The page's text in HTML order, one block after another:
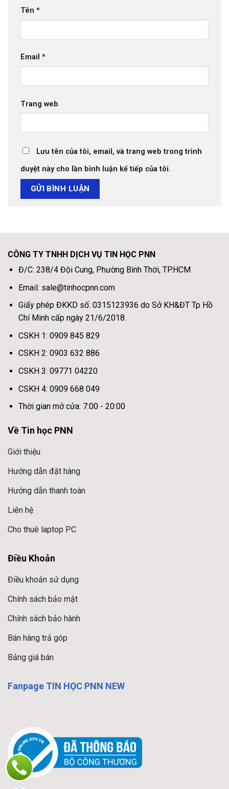
Tên *
Email *
Trang web
Lưu tên của tôi, email, và trang web trong trình
duyệt này cho lần bình luận kế tiếp của tôi.
CÔNG TY TNHH DỊCH VỤ TIN HỌC PNN
Đ/C: 238/4 Đội Cung, Phường Bình Thới, TP.HCM
Email: sale@tinhocpnn.com
Giấy phép ĐKKD số: 0315123936 do Sở KH&ĐT Tp Hồ
Chí Minh cấp ngày 21/6/2018.
CSKH 1: 0909 845 829
CSKH 2: 0903 632 886
CSKH 3: 09771 04220
CSKH 4: 0909 668 049
Thời gian mở cửa: 7:00 - 20:00
Về Tin học PNN
Giới thiệu
Hướng dẫn đặt hàng
Hướng dẫn thanh toán
Liên hệ
Cho thuê laptop PC
Điều Khoản
Điều khoản sử dụng
Chính sách bảo mật
Chính sách bảo hành
Bán hàng trả góp
Bảng giá bán
Fanpage TIN HỌC PNN NEW